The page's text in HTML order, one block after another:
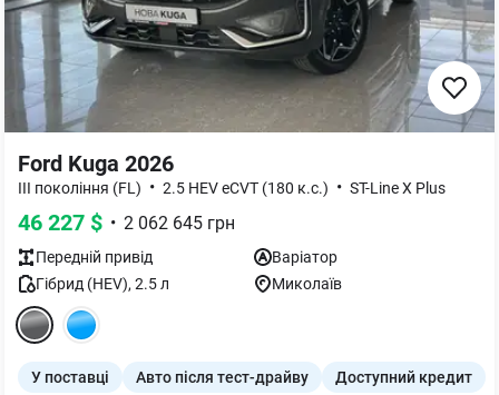
Ford Kuga 2026
III покоління (FL) • 2.5 HEV eCVT (180 к.с.) • ST-Line X Plus
46 227 $ • 2 062 645 грн
Передній привід
Варіатор
Гібрид (HEV), 2.5л Миколаїв
У поставці Авто після тест-драйву Доступний кредит